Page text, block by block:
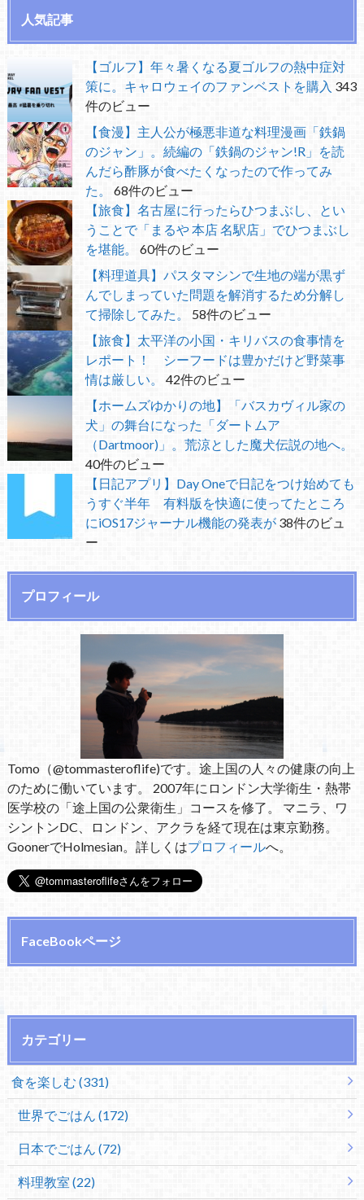
人気記事
【ゴルフ】年々暑くなる夏ゴルフの熱中症対
策に。キャロウェイのファンベストを購入 343
件のビュー
【食漫】主人公が極悪非道な料理漫画「鉄鍋
のジャン」。続編の「鉄鍋のジャン!R」を読
んだら酢豚が食べたくなったので作ってみ
た。
68件のビュー
【旅食】名古屋に行ったらひつまぶし、とい
うことで「まるや 本店 名駅店」でひつまぶし
を堪能。
60件のビュー
【料理道具】パスタマシンで生地の端が黒ず
んでしまっていた問題を解消するため分解し
て掃除してみた。
58件のビュー
【旅食】太平洋の小国・キリバスの食事情を
レポート！ シーフードは豊かだけど野菜事
情は厳しい。
42件のビュー
【ホームズゆかりの地】「バスカヴィル家の
犬」の舞台になった「ダートムア
（Dartmoor)」。荒涼とした魔犬伝説の地へ。
40件のビュー
【日記アプリ】Day Oneで日記をつけ始めても
うすぐ半年 有料版を快適に使ってたところ
にiOS17ジャーナル機能の発表が 38件のビュ
ー
プロフィール
Tomo（@tommasteroflife)です。途上国の人々の健康の向上
のために働いています。 2007年にロンドン大学衛生・熱帯
医学校の「途上国の公衆衛生」コースを修了。 マニラ、ワ
シントンDC、ロンドン、アクラを経て現在は東京勤務。
GoonerでHolmesian。詳しくはプロフィールへ。
FaceBookページ
カテゴリー
食を楽しむ (331)
世界でごはん (172)
日本でごはん (72)
料理教室 (22)